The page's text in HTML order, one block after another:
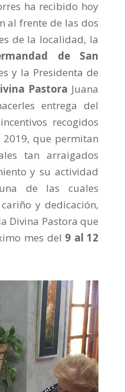
ha recibido hoy
al frente de las dos
de la localidad, la
de San
y la Presidenta de
Pastora Juana
entrega del
recogidos
que permitan
tan arraigados
y su actividad
de las cuales
y dedicación,
Divina Pastoraque
mes del 9 al 12